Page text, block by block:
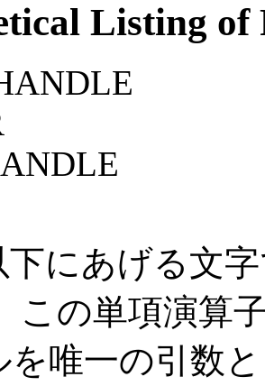
Listing of
下にあげる文
この単項演算
を唯一の引数